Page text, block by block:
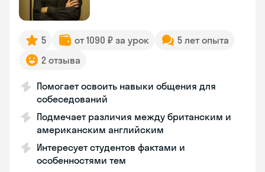
5 от 1090 ₽ за урок
5 лет опыта
2 отзыва
Помогает освоить навыки общения для
собеседований
Подмечает различия между британским и
американским английским
Интересует студентов фактами и
особенностями тем